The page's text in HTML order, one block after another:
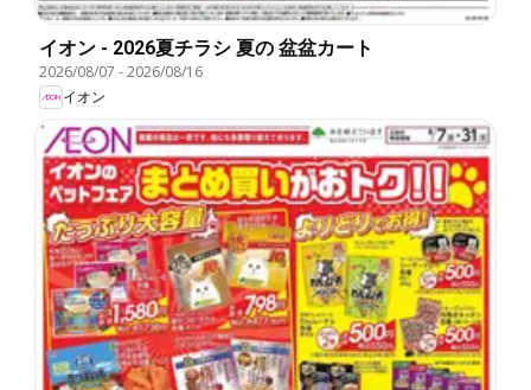
イオン - 2026夏チラシ 夏の 盆盆カート
2026/08/07 -2026/08/16
イオン